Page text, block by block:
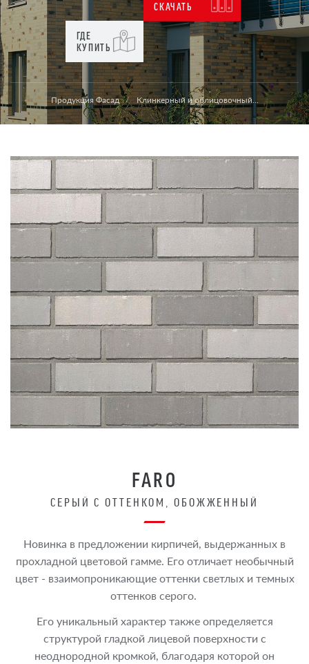
ГДЕ
КУПИТЬ
СКАЧАТЬ
Продукция Фасад Клинкерный и облицовочный...
FARO
СЕРЫЙ С ОТТЕНКОМ, ОБОЖЖЕННЫЙ
Новинка в предложении кирпичей, выдержанных в
прохладной цветовой гамме. Его отличает необычный
цвет - взаимопроникающие оттенки светлых и темных
оттенков серого.
Его уникальный характер также определяется
структурой гладкой лицевой поверхности с
неоднородной кромкой, благодаря которой он